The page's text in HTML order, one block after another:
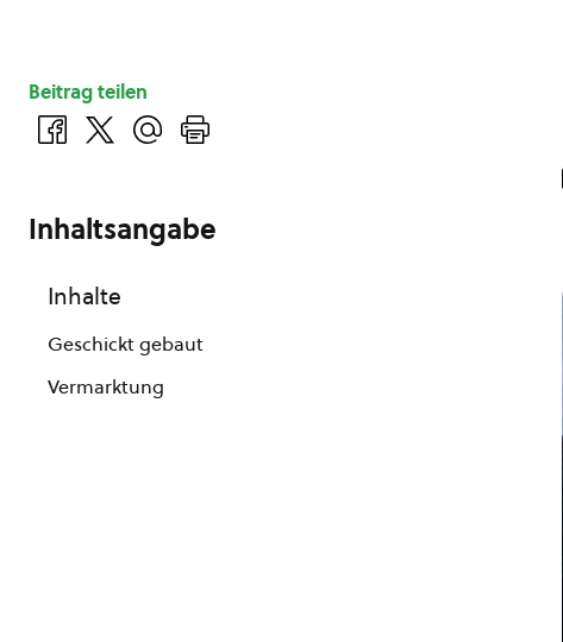
Beitrag teilen
Inhaltsangabe
Inhalte
Geschickt gebaut
Vermarktung